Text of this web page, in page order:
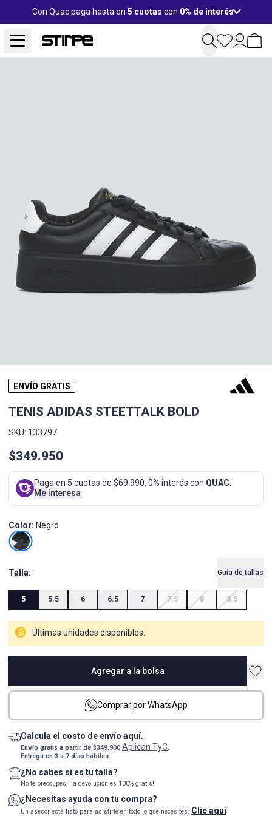
Con Quac paga hasta en 5 cuotas con 0% de interés
ENVÍO GRATIS
TENIS ADIDAS STEETTALK BOLD
SKU: 133797
$349.950
Paga en 5 cuotas de $69.990, 0% interés con QUAC
Me interesa
Color: Negro
Talla: Guía de tallas
5 5.5 6 6.5 7 7.5 8 8.5
Últimas unidades disponibles.
Agregar a la bolsa
Comprar por WhatsApp
Calcula el costo de envío aquí.
Envío gratis a partir de $349.900Aplican TyC.
Entrega en 3 a 7 días hábiles.
¿No sabes si es tu talla?
No te preocupes, ¡la devolución es 100% gratis!
¿Necesitas ayuda con tu compra?
Un asesor está listo para asistirte en todo lo que necesites. Clic aquí